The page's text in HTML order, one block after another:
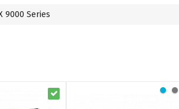
9000 Series